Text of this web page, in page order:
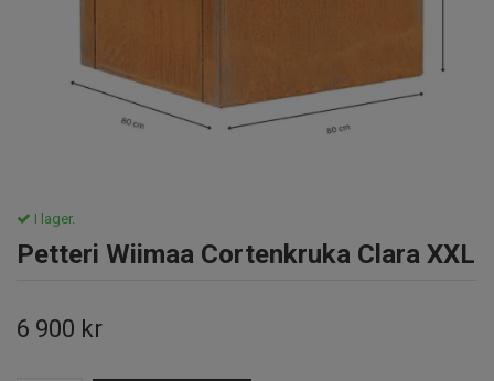
I lager.
Petteri Wiimaa Cortenkruka Clara XXL
6 900 kr